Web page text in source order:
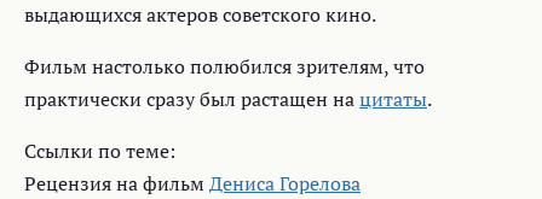
выдающихся актеров советского кино.
Фильм настолько полюбился зрителям, что
практически сразу был растащен нацитаты.
Ссылки по теме:
Рецензия на фильмДениса Горелова